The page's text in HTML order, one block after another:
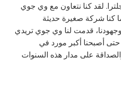
لقد كنا نتعاون مع وي جوي
عام 2013، عندما كنا شركة صغيرة حديثة
قدمت لنا وي جوي تريدي
حتى أصبحنا أكبر مورد في
على مدار هذه السنوات